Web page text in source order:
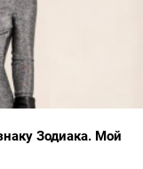
Зодиака. Мой